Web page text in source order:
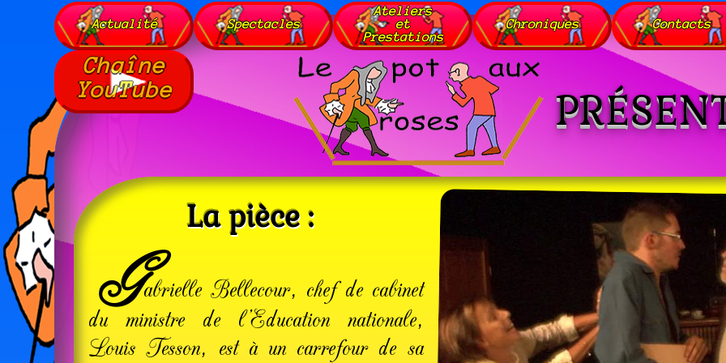
Actualité Spectacles
Ateliers
et
Prestations
Chroniques Contacts
Chaîne
YouTube
La pièce :
Gabrielle Bellecour, chef de cabinet
du ministre de l’Edu­cation nationale,
Louis Tesson, est à un carrefour de sa